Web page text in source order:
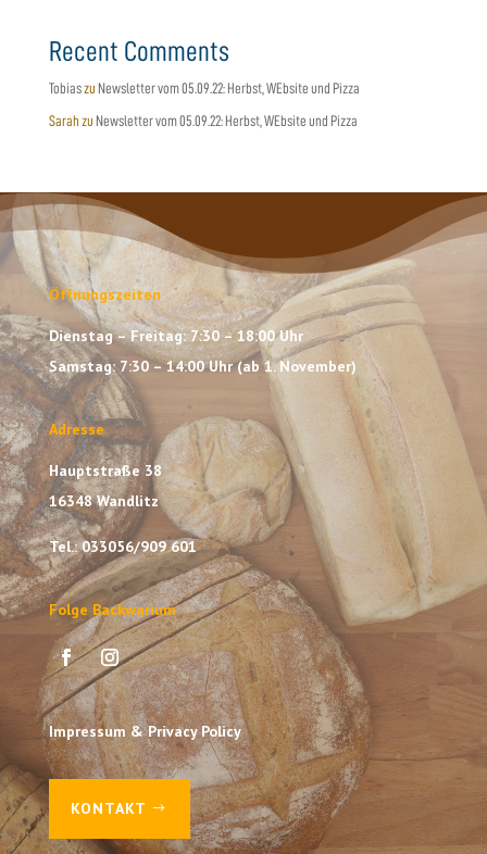
Recent Comments
Tobiaszu Newsletter vom 05.09.22: Herbst, WEbsite und Pizza
Sarah zu Newsletter vom 05.09.22: Herbst, WEbsite und Pizza
Öffnungszeiten
Dienstag – Freitag: 7:30 – 18:00 Uhr
Samstag: 7:30 – 14:00 Uhr (ab 1. November)
Adresse
Hauptstraße 38
16348 Wandlitz
Tel.: 033056/909 601
Folge Backwarium
Impressum & Privacy Policy
KONTAKT